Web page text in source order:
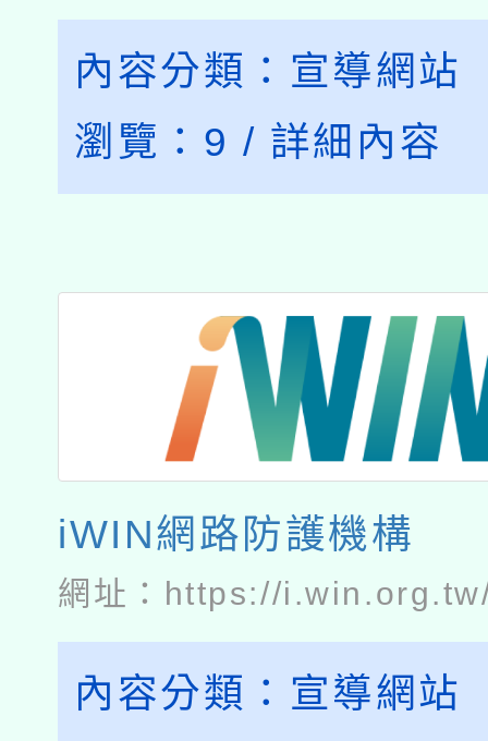
內容分類： 宣導網站
瀏覽： 9 / 詳細內容
iWIN網路防護機構
網址： https://
內容分類： 宣導網站